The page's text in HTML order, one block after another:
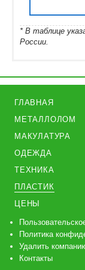
* В таблице
России.
ГЛАВНАЯ
МЕТАЛЛОЛОМ
МАКУЛАТУРА
ОДЕЖДА
ТЕХНИКА
ПЛАСТИК
ЦЕНЫ
Политика
Удалить
Контакты